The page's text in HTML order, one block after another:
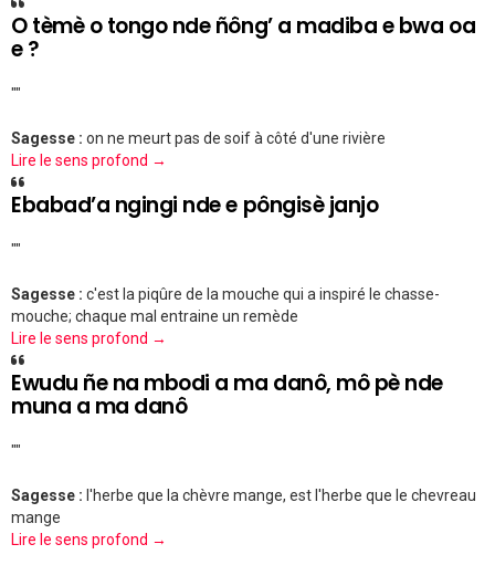
O tèmè o tongo nde ñông’ a madiba e bwa oa
e ?
""
Sagesse : on ne meurt pas de soif à côté d'une rivière
Lire le sens profond →
Ebabad’a ngingi nde e pôngisè janjo
""
Sagesse : c'est la piqûre de la mouche qui a inspiré le chasse-
mouche; chaque mal entraine un remède
Lire le sens profond →
Ewudu ñe na mbodi a ma danô, mô pè nde
muna a ma danô
""
Sagesse : l'herbe que la chèvre mange, est l'herbe que le chevreau
mange
Lire le sens profond →